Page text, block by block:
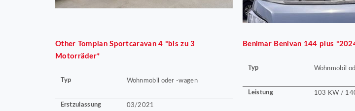
Other Tomplan Sportcaravan 4 *bis zu 3
Motorräder*
Typ Wohnmobil oder -wagen
Erstzulassung 03/2021
Benimar Benivan 144 plus
Typ Wohnmobil
Leistung 103 KW /